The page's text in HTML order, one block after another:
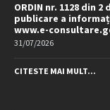
ORDIN nr. 1128 din
publicare a
www.e-
31/07/2026
CITESTE MAI MULT...